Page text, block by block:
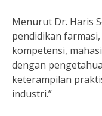
Menurut Dr. Haris
pendidikan
kompetensi,
dengan
keterampilan
industri.”